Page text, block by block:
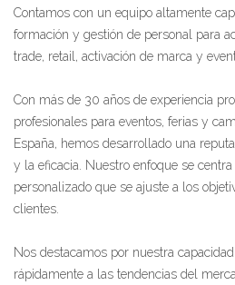
Contamos con un equipo altamente
formación y gestión de personal para
trade, retail, activación de marca y
Con más de 30 años de experiencia
profesionales para eventos, ferias y
España, hemos desarrollado una
y la eficacia. Nuestro enfoque se
personalizado que se ajuste a los
clientes.
Nos destacamos por nuestra
rápidamente a las tendencias del